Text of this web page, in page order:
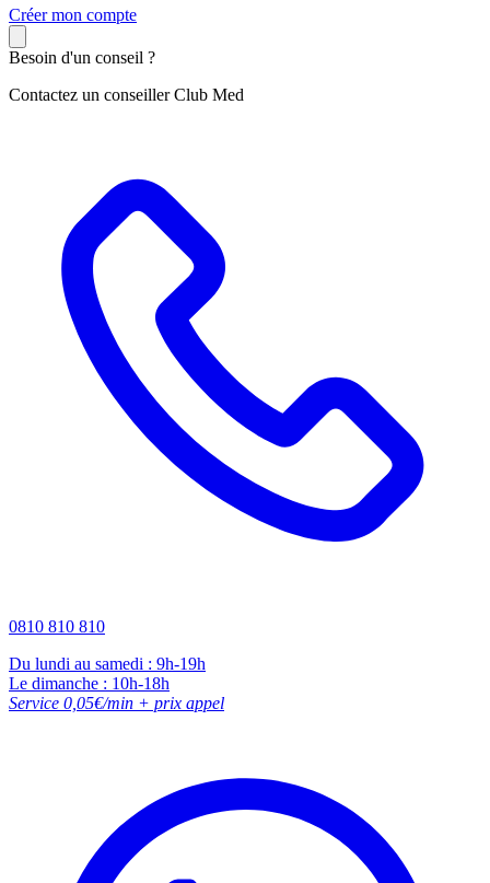
Créer mon compte
Besoin d'un conseil ?
Contactez un conseiller Club Med
0810 810 810
Du lundi au samedi : 9h-19h
Le dimanche : 10h-18h
Service 0,05€/min + prix appel